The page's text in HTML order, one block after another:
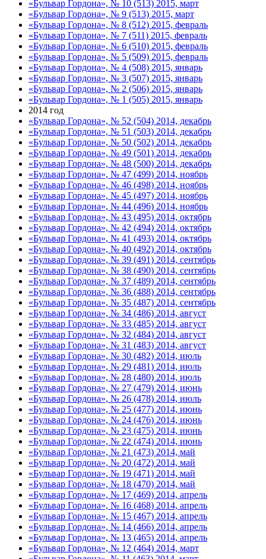
«Бульвар Гордона», № 10 (513) 2015, март
«Бульвар Гордона», № 9 (513) 2015, март
«Бульвар Гордона», № 8 (512) 2015, февраль
«Бульвар Гордона», № 7 (511) 2015, февраль
«Бульвар Гордона», № 6 (510) 2015, февраль
«Бульвар Гордона», № 5 (509) 2015, февраль
«Бульвар Гордона», № 4 (508) 2015, январь
«Бульвар Гордона», № 3 (507) 2015, январь
«Бульвар Гордона», № 2 (506) 2015, январь
«Бульвар Гордона», № 1 (505) 2015, январь
2014 год
«Бульвар Гордона», № 52 (504) 2014, декабрь
«Бульвар Гордона», № 51 (503) 2014, декабрь
«Бульвар Гордона», № 50 (502) 2014, декабрь
«Бульвар Гордона», № 49 (501) 2014, декабрь
«Бульвар Гордона», № 48 (500) 2014, декабрь
«Бульвар Гордона», № 47 (499) 2014, ноябрь
«Бульвар Гордона», № 46 (498) 2014, ноябрь
«Бульвар Гордона», № 45 (497) 2014, ноябрь
«Бульвар Гордона», № 44 (496) 2014, ноябрь
«Бульвар Гордона», № 43 (495) 2014, октябрь
«Бульвар Гордона», № 42 (494) 2014, октябрь
«Бульвар Гордона», № 41 (493) 2014, октябрь
«Бульвар Гордона», № 40 (492) 2014, октябрь
«Бульвар Гордона», № 39 (491) 2014, сентябрь
«Бульвар Гордона», № 38 (490) 2014, сентябрь
«Бульвар Гордона», № 37 (489) 2014, сентябрь
«Бульвар Гордона», № 36 (488) 2014, сентябрь
«Бульвар Гордона», № 35 (487) 2014, сентябрь
«Бульвар Гордона», № 34 (486) 2014, август
«Бульвар Гордона», № 33 (485) 2014, август
«Бульвар Гордона», № 32 (484) 2014, август
«Бульвар Гордона», № 31 (483) 2014, август
«Бульвар Гордона», № 30 (482) 2014, июль
«Бульвар Гордона», № 29 (481) 2014, июль
«Бульвар Гордона», № 28 (480) 2014, июль
«Бульвар Гордона», № 27 (479) 2014, июнь
«Бульвар Гордона», № 26 (478) 2014, июль
«Бульвар Гордона», № 25 (477) 2014, июнь
«Бульвар Гордона», № 24 (476) 2014, июнь
«Бульвар Гордона», № 23 (475) 2014, июнь
«Бульвар Гордона», № 22 (474) 2014, июнь
«Бульвар Гордона», № 21 (473) 2014, май
«Бульвар Гордона», № 20 (472) 2014, май
«Бульвар Гордона», № 19 (471) 2014, май
«Бульвар Гордона», № 18 (470) 2014, май
«Бульвар Гордона», № 17 (469) 2014, апрель
«Бульвар Гордона», № 16 (468) 2014, апрель
«Бульвар Гордона», № 15 (467) 2014, апрель
«Бульвар Гордона», № 14 (466) 2014, апрель
«Бульвар Гордона», № 13 (465) 2014, апрель
«Бульвар Гордона», № 12 (464) 2014, март